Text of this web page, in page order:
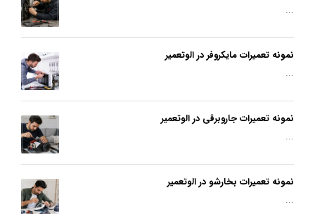
...
نمونه تعمیرات مایکروفر در الوتعمیر
...
نمونه تعمیرات جاروبرقی در الوتعمیر
...
نمونه تعمیرات بخارشو در الوتعمیر
...